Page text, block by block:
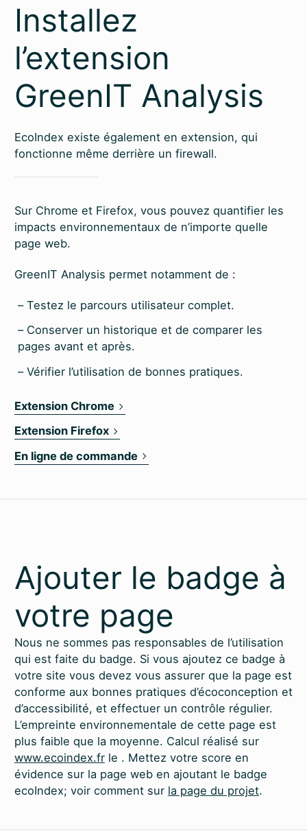
Installez
l’extension
GreenIT Analysis
EcoIndex existe également en extension, qui
fonctionne même derrière un firewall.
Sur Chrome et Firefox, vous pouvez quantifier les
impacts environnementaux de n’importe quelle
page web.
GreenIT Analysis permet notamment de :
Testez le parcours utilisateur complet.
Conserver un historique et de comparer les
pages avant et après.
Vérifier l’utilisation de bonnes pratiques.
Extension Chrome
Extension Firefox
En ligne de commande
Ajouter le badge à
votre page
Nous ne sommes pas responsables de l’utilisation
qui est faite du badge. Si vous ajoutez ce badge à
votre site vous devez vous assurer que la page est
conforme aux bonnes pratiques d’éco­conception et
d’accessibilité, et effectuer un contrôle régulier.
L’empreinte environnementale de cette page est
plus faible que la moyenne. Calcul réalisé sur
www.ecoindex.frle . Mettez votre score en
évidence sur la page web en ajoutant le badge
ecoIndex; voir comment sur la page du projet.